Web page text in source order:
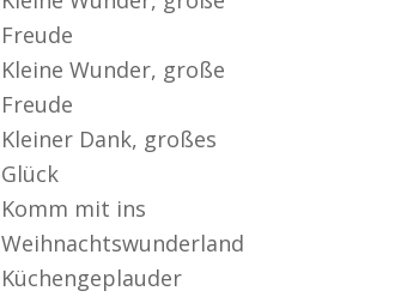
Freude
Kleine Wunder, große
Freude
Kleiner Dank, großes
Glück
Komm mit ins
Weihnachtswunderland
Küchengeplauder